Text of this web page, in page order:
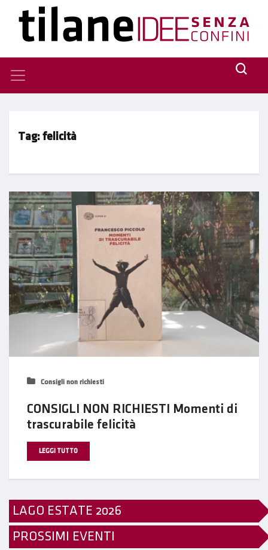
Tag: felicità
Consigli non richiesti
CONSIGLI NON RICHIESTI Momenti di
trascurabile felicità
LEGGI TUTTO
LAGO ESTATE 2026
PROSSIMI EVENTI